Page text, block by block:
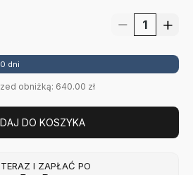
dni
obniżką: 640.00 zł
DO KOSZYKA
I ZAPŁAĆ PO